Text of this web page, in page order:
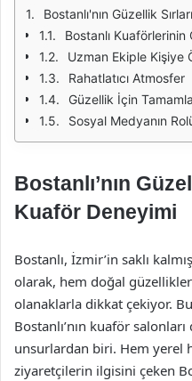
Bostanlı'nın Güzellik
Bostanlı Kuaförlerinin
Uzman Ekiple Kişiye
Rahatlatıcı Atmosfer
Güzellik İçin
Sosyal Medyanın
Bostanlı’nın
Kuaför Deneyimi
Bostanlı, İzmir’in saklı
olarak, hem doğal
olanaklarla dikkat çekiyor.
Bostanlı’nın kuaför
unsurlardan biri. Hem yerel
ziyaretçilerin ilgisini çeken